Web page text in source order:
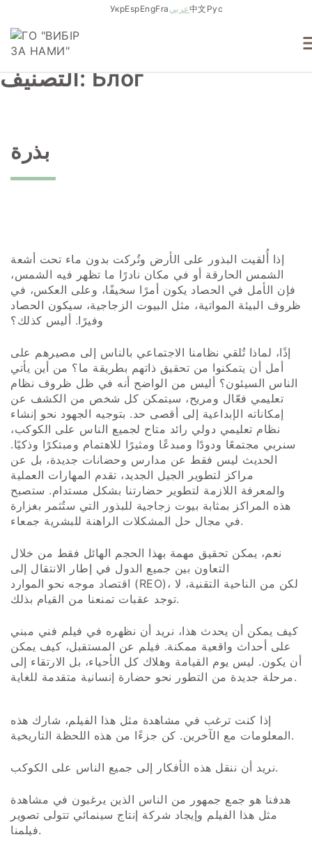
content
УкрEspEngFra عربي中文 Рус
التصنيف: Блог
بذرة
إذا أُلقيت البذور على الأرض وتُركت بدون ماء تحت أشعة
الشمس الحارقة أو في مكان نادرًا ما تظهر فيه الشمس،
فإن الأمل في الحصاد يكون أمرًا سخيفًا، وعلى العكس، في
ظروف البيئة المواتية، مثل البيوت الزجاجية، سيكون الحصاد
وفيرًا. أليس كذلك؟
إذًا، لماذا تُلقي نظامنا الاجتماعي بالناس إلى مصيرهم على
أمل أن يتمكنوا من تحقيق ذاتهم بطريقة ما؟ من أين يأتي
الناس السيئون؟ أليس من الواضح أنه في ظل ظروف نظام
تعليمي فعّال ومريح، سيتمكن كل شخص من الكشف عن
إمكاناته الإبداعية إلى أقصى حد. بتوجيه الجهود نحو إنشاء
نظام تعليمي دولي رائد متاح لجميع الناس على الكوكب،
سنربي مجتمعًا ودودًا ومبدعًا ومثيرًا للاهتمام ومبتكرًا وذكيًا.
الحديث ليس فقط عن مدارس وحضانات جديدة، بل عن
مراكز لتطوير الجيل الجديد، تقدم المهارات العملية
والمعرفة اللازمة لتطوير حضارتنا بشكل مستدام. ستصبح
هذه المراكز بمثابة بيوت زجاجية للبذور التي ستُثمر بغزارة
في مجال حل المشكلات الراهنة للبشرية جمعاء.
نعم، يمكن تحقيق مهمة بهذا الحجم الهائل فقط من خلال
التعاون بين جميع الدول في إطار الانتقال إلى
اقتصاد موجه نحو الموارد (REO)، لكن من الناحية التقنية، لا
توجد عقبات تمنعنا من القيام بذلك.
كيف يمكن أن يحدث هذا، نريد أن نظهره في فيلم فني مبني
على أحداث واقعية ممكنة. فيلم عن المستقبل، كيف يمكن
أن يكون. ليس يوم القيامة وهلاك كل الأحياء، بل الارتقاء إلى
مرحلة جديدة من التطور نحو حضارة إنسانية متقدمة للغاية.
إذا كنت ترغب في مشاهدة مثل هذا الفيلم، شارك هذه
المعلومات مع الآخرين. كن جزءًا من هذه اللحظة التاريخية.
نريد أن ننقل هذه الأفكار إلى جميع الناس على الكوكب.
هدفنا هو جمع جمهور من الناس الذين يرغبون في مشاهدة
مثل هذا الفيلم وإيجاد شركة إنتاج سينمائي تتولى تصوير
فيلمنا.